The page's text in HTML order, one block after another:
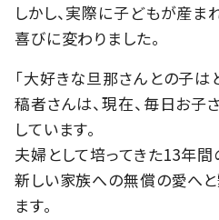
しかし、実際に子どもが産ま
喜びに変わりました。
「大好きな旦那さんとの子は
稿者さんは、現在、毎日お子
しています。
夫婦として培ってきた13年間
新しい家族への無償の愛へ
ます。